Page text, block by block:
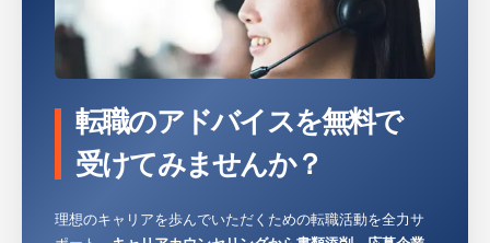
現在は年間休日数112日（日祝休み、隔週土
曜休み）ですが、将来的には完全週休2日制
を目指して動いています。
ければいけないことが多くありますので、財
務や経理・人事といった経営管理ももちろん
ですが、今後の資金の活用や新事業の展開な
緒により良い企業体制を構築していきたいと
転職のアドバイスを無料で
受けてみませんか？
理想のキャリアを歩んでいただくための転職活動を全力サ